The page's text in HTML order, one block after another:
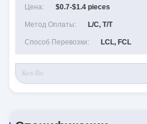
Цена: $0.7-$1.4 pieces
Метод Оплаты: L/C, T/T
Способ Перевозки: LCL, FCL